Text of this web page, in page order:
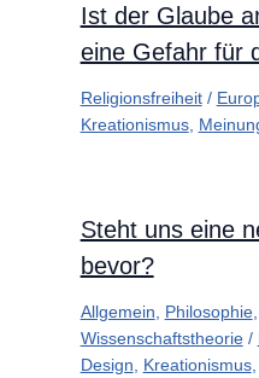
Ist der Glaube
eine Gefahr für
Religionsfreiheit/
Kreationismus,
Steht uns eine
bevor?
Allgemein Philosophie,
Wissenschaftstheorie/
Design
Kreationismus,